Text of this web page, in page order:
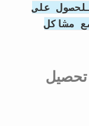
على
مشاكل
تحصيل